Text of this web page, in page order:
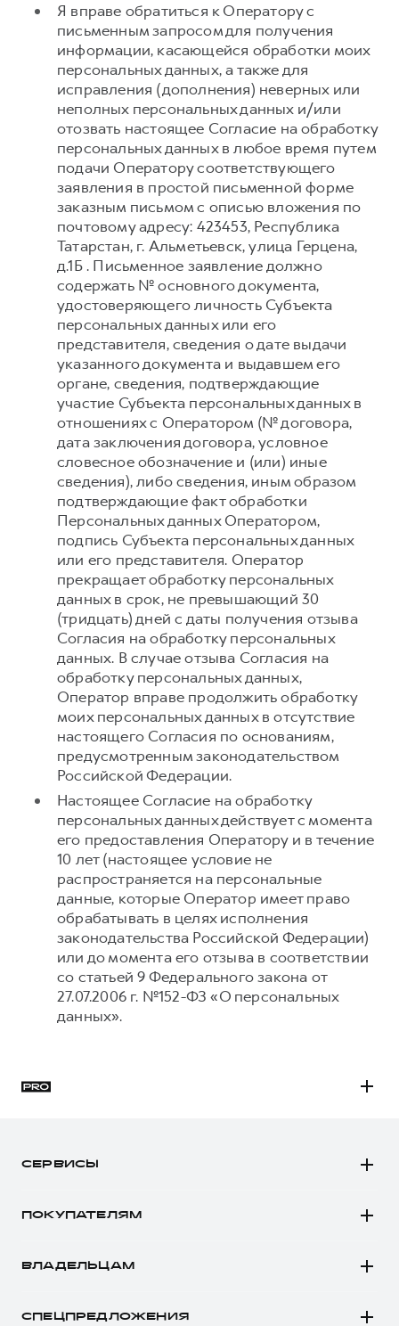
Я вправе обратиться к Оператору с
письменным запросом для получения
информации, касающейся обработки моих
персональных данных, а также для
исправления (дополнения) неверных или
неполных персональных данных и/или
отозвать настоящее Согласие на обработку
персональных данных в любое время путем
подачи Оператору соответствующего
заявления в простой письменной форме
заказным письмом с описью вложения по
почтовому адресу: 423453, Республика
Татарстан, г. Альметьевск, улица Герцена,
д.1Б . Письменное заявление должно
содержать № основного документа,
удостоверяющего личность Субъекта
персональных данных или его
представителя, сведения о дате выдачи
указанного документа и выдавшем его
органе, сведения, подтверждающие
участие Субъекта персональных данных в
отношениях с Оператором (№ договора,
дата заключения договора, условное
словесное обозначение и (или) иные
сведения), либо сведения, иным образом
подтверждающие факт обработки
Персональных данных Оператором,
подпись Субъекта персональных данных
или его представителя. Оператор
прекращает обработку персональных
данных в срок, не превышающий 30
(тридцать) дней с даты получения отзыва
Согласия на обработку персональных
данных. В случае отзыва Согласия на
обработку персональных данных,
Оператор вправе продолжить обработку
моих персональных данных в отсутствие
настоящего Согласия по основаниям,
предусмотренным законодательством
Российской Федерации.
Настоящее Согласие на обработку
персональных данных действует с момента
его предоставления Оператору и в течение
10 лет (настоящее условие не
распространяется на персональные
данные, которые Оператор имеет право
обрабатывать в целях исполнения
законодательства Российской Федерации)
или до момента его отзыва в соответствии
со статьей 9 Федерального закона от
27.07.2006 г. №152-ФЗ «О персональных
данных».
СЕРВИСЫ
ПОКУПАТЕЛЯМ
Конфигуратор HAVAL
ВЛАДЕЛЬЦАМ
СПЕЦПРЕДЛОЖЕНИЯ